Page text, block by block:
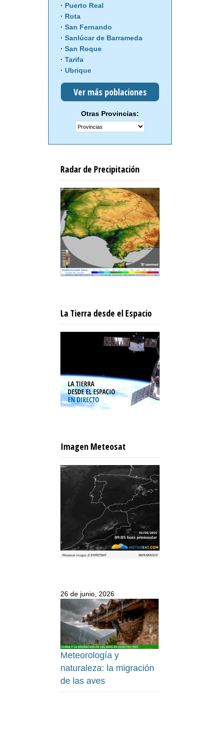
Puerto Real
Rota
San Fernando
Sanlúcar de Barrameda
San Roque
Tarifa
Ubrique
Ver más poblaciones
Otras Provincias:
Radar de Precipitación
La Tierra desde el Espacio
Imagen Meteosat
26 de junio, 2026
Meteorología y
naturaleza: la migración
de las aves